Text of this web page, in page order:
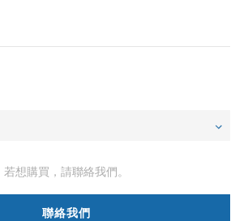
若想購買，請聯絡我們。
聯絡我們